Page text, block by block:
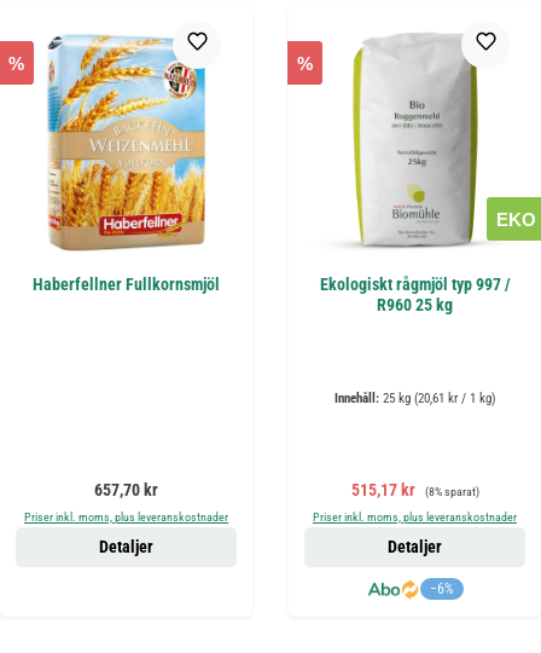
%
Haberfellner Fullkornsmjöl
Ordinarie pris:
657,70 kr
Priser inkl. moms, plus leveranskostnader
Detaljer
%
EKO
Ekologiskt rågmjöl typ 997 /
R960 25 kg
Innehåll: 25 kg (20,61 kr / 1 kg)
Försäljningspris:
515,17 kr Ordinarie pris:
(8% sparat)
Priser inkl. moms, plus leveranskostnader
−6%
Detaljer